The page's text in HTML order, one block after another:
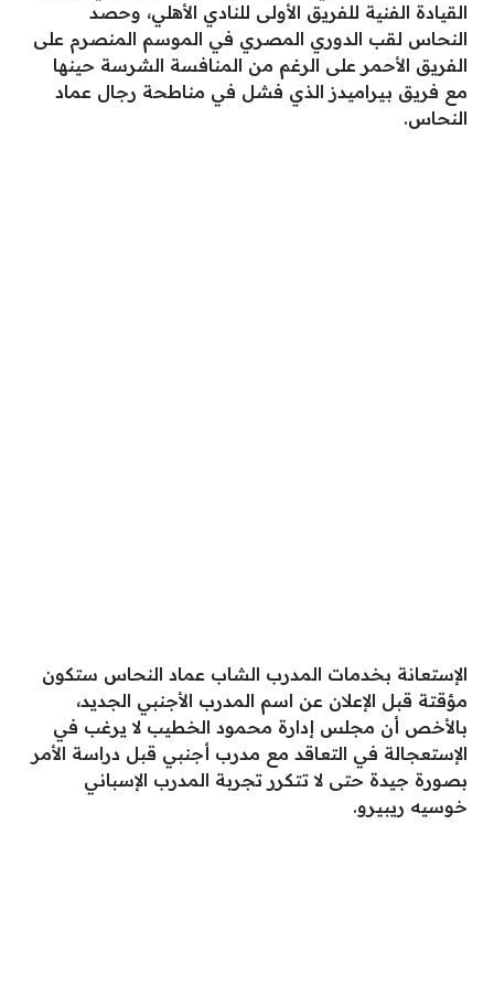
القيادة الفنية للفريق الأولى للنادي الأهلي، وحصد
النحاس لقب الدوري المصري في الموسم المنصرم على
الفريق الأحمر على الرغم من المنافسة الشرسة حينها
مع فريق بيراميدز الذي فشل في مناطحة رجال عماد
النحاس.
الإستعانة بخدمات المدرب الشاب عماد النحاس ستكون
مؤقتة قبل الإعلان عن اسم المدرب الأجنبي الجديد،
بالأخص أن مجلس إدارة محمود الخطيب لا يرغب في
الإستعجالة في التعاقد مع مدرب أجنبي قبل دراسة الأمر
بصورة جيدة حتى لا تتكرر تجربة المدرب الإسباني
خوسيه ريبيرو.